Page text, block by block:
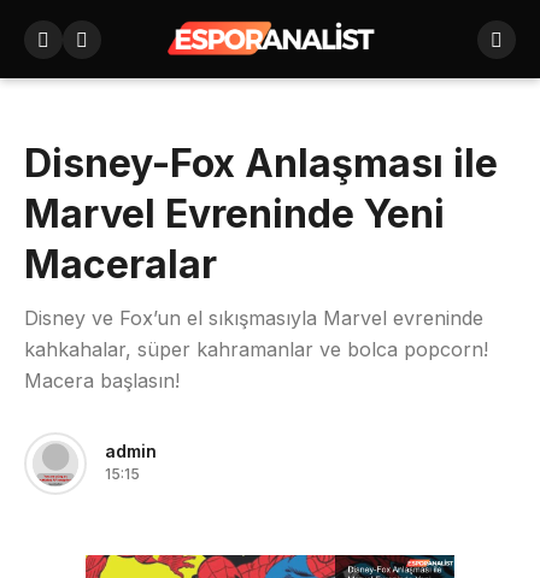
Disney-Fox Anlaşması ile
Marvel Evreninde Yeni
Maceralar
Disney ve Fox’un el sıkışmasıyla Marvel evreninde
kahkahalar, süper kahramanlar ve bolca popcorn!
Macera başlasın!
admin
15:15